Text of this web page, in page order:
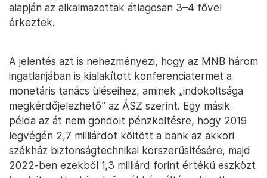
alapján az alkalmazottak átlagosan 3–4 fővel
érkeztek.
A jelentés azt is nehezményezi, hogy az MNB három
ingatlanjában is kialakított konferenciatermet a
monetáris tanács üléseihez, aminek „indokoltsága
megkérdőjelezhető” az ÁSZ szerint. Egy másik
példa az át nem gondolt pénzköltésre, hogy 2019
legvégén 2,7 milliárdot költött a bank az akkori
székház biztonságtechnikai korszerűsítésére, majd
2022-ben ezekből 1,3 milliárd forint értékű eszközt